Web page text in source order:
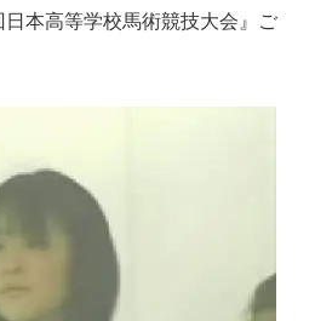
本高等学校馬術競技大会』ご